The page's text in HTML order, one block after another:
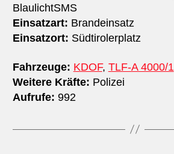
BlaulichtSMS
Einsatzart: Brandeinsatz
Einsatzort: Südtirolerplatz
Fahrzeuge: KDOF, TLF-A 4000/1
Weitere Kräfte: Polizei
Aufrufe: 992